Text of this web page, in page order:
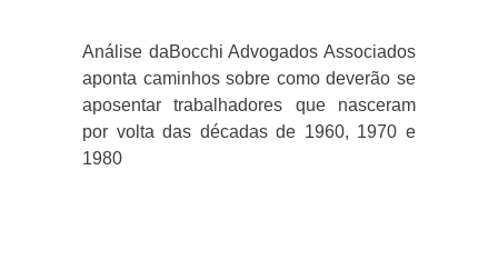
Análise daBocchi Advogados Associados
aponta caminhos sobre como deverão se
aposentar trabalhadores que nasceram
por volta das décadas de 1960, 1970 e
1980